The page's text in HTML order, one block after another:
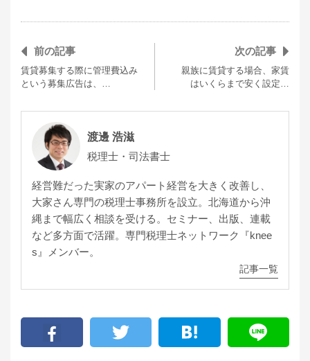
前の記事
賃貸募集する際に管理費込み
という募集広告は、…
次の記事
親族に賃貸する場合、家賃
はいくらまで安く設定…
渡邊 浩滋
税理士・司法書士
経営難だった実家のアパート経営を大きく改善し、
大家さん専門の税理士事務所を設立。北海道から沖
縄まで幅広く相談を受ける。セミナー、出版、連載
など多方面で活躍。専門税理士ネットワーク『knee
s』メンバー。
記事一覧